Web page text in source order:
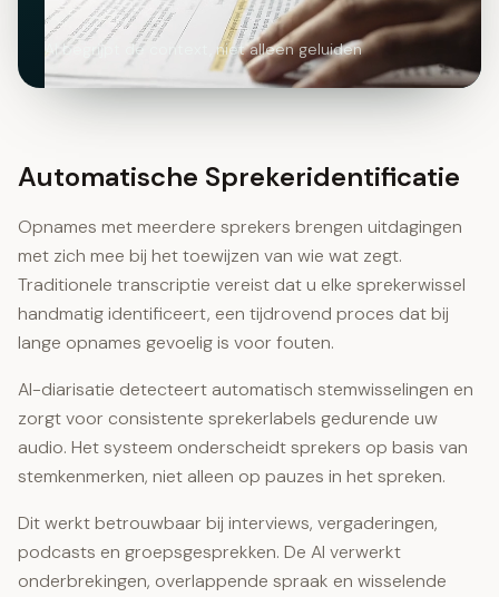
AI begrijpt de context, niet alleen geluiden
Automatische Sprekeridentificatie
Opnames met meerdere sprekers brengen uitdagingen
met zich mee bij het toewijzen van wie wat zegt.
Traditionele transcriptie vereist dat u elke sprekerwissel
handmatig identificeert, een tijdrovend proces dat bij
lange opnames gevoelig is voor fouten.
AI-diarisatie detecteert automatisch stemwisselingen en
zorgt voor consistente sprekerlabels gedurende uw
audio. Het systeem onderscheidt sprekers op basis van
stemkenmerken, niet alleen op pauzes in het spreken.
Dit werkt betrouwbaar bij interviews, vergaderingen,
podcasts en groepsgesprekken. De AI verwerkt
onderbrekingen, overlappende spraak en wisselende